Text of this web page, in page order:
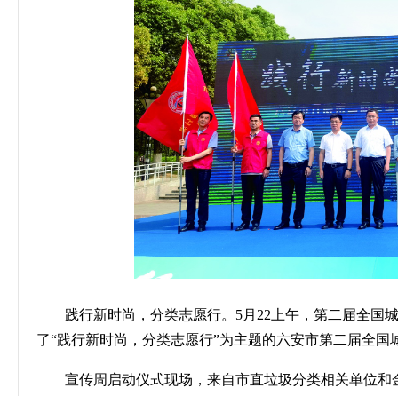
践行新时尚，分类志愿行。 5月 22 上午，第二届全国
了“践行新时尚，分类志愿行”为主题的六安市第二届全
宣传周启动仪式现场，来自市直垃圾分类相关单位